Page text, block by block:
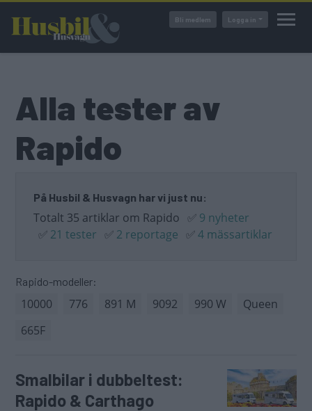
huvudinnehåll
Bli medlem Logga in
Alla tester av
Rapido
På Husbil & Husvagn har vi just nu:
Totalt 35 artiklar om Rapido ✅ 9 nyheter
✅ 21 tester ✅ 2 reportage ✅4 mässartiklar
Rapido-modeller:
10000 776 891 M 9092 990 W
Queen
665F
Smalbilar i dubbeltest:
Rapido & Carthago